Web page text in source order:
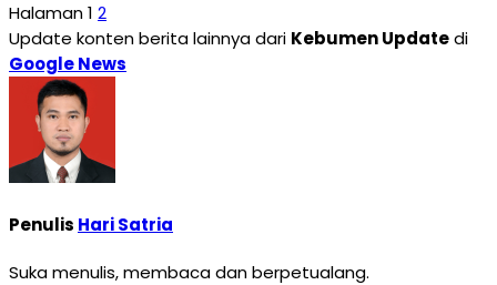
Halaman1 2
Update konten berita lainnya dari Kebumen Updatedi
Google News
Penulis Hari Satria
Suka menulis, membaca dan berpetualang.